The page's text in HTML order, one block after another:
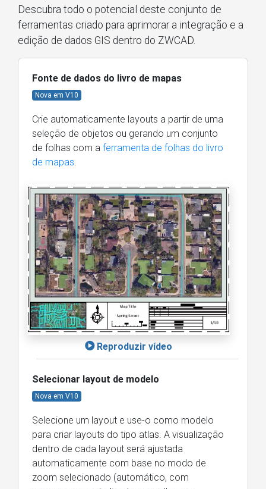
Descubra todo o potencial deste conjunto de
ferramentas criado para aprimorar a integração e a
edição de dados GIS dentro do ZWCAD.
Fonte de dados do livro de mapas
Nova em V10
Crie automaticamente layouts a partir de uma
seleção de objetos ou gerando um conjunto
de folhas com a ferramenta de folhas do livro
de mapas.
Reproduzir vídeo
Selecionar layout de modelo
Nova em V10
Selecione um layout e use-o como modelo
para criar layouts do tipo atlas. A visualização
dentro de cada layout será ajustada
automaticamente com base no modo de
zoom selecionado (automático, com